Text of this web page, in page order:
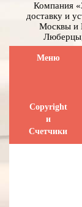
Компания
доставку и
Москвы и
Меню
Сopyright
и
Счетчики